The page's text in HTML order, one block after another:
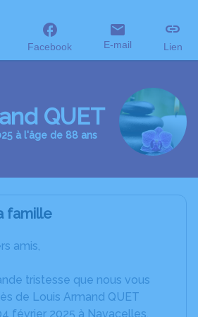
Facebook E-mail Lien
QUET
à l'âge de 88 ans
famille
amis,
tristesse que nous vous
de Louis Armand QUET
février 2025 à Navacelles.